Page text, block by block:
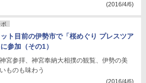
(2016/4/6)
ト目前の伊勢市で「桜めぐり プレスツア
参加（その1）
宮参拝、神宮奉納大相撲の観覧、伊勢の美
ものも味わう
(2016/4/6)